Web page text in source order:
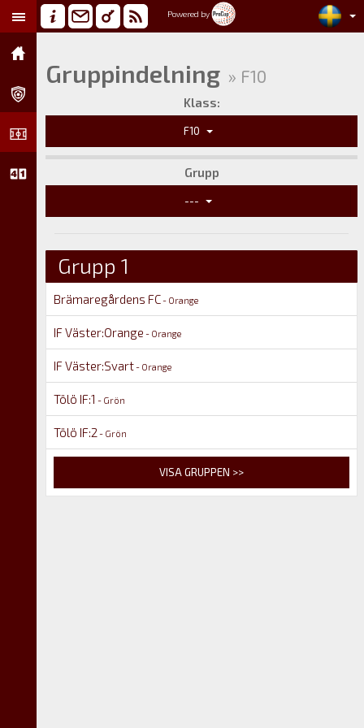
Powered by
Gruppindelning » F10
Klass:
F10
Grupp
---
Grupp 1
Brämaregårdens FC- Orange
IF Väster:Orange - Orange
IF Väster:Svart- Orange
Tölö IF:1 - Grön
Tölö IF:2 - Grön
VISA GRUPPEN >>